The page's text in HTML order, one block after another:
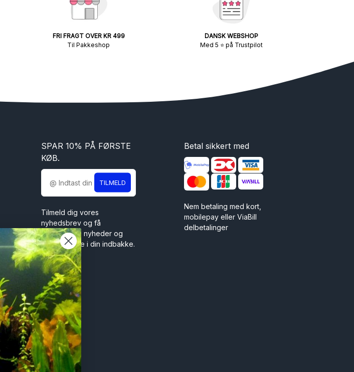
FRI FRAGT OVER KR 499
Til Pakkeshop
DANSK WEBSHOP
Med 5 ⭐ på Trustpilot
SPAR 10% PÅ FØRSTE
KØB.
TILMELD
Tilmeld dig vores
nyhedsbrev og få
spændende nyheder og
tilbud direkte i din indbakke.
Betal sikkert med
Nem betaling med kort,
mobilepay eller ViaBill
delbetalinger